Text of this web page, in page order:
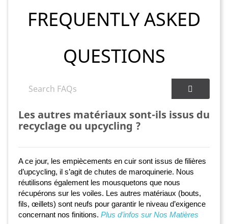
FREQUENTLY ASKED
QUESTIONS
Les autres matériaux sont-ils issus du
recyclage ou upcycling ?
A ce jour, les empiècements en cuir sont issus de filières
d’upcycling, il s’agit de chutes de maroquinerie. Nous
réutilisons également les mousquetons que nous
récupérons sur les voiles. Les autres matériaux (bouts,
fils, œillets) sont neufs pour garantir le niveau d’exigence
concernant nos finitions. Plus d’infos sur Nos Matières